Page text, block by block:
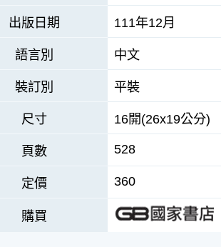
出版日期 111年12月
語言別 中文
裝訂別 平裝
尺寸 16開(26x19公分)
頁數 528
定價 360
購買